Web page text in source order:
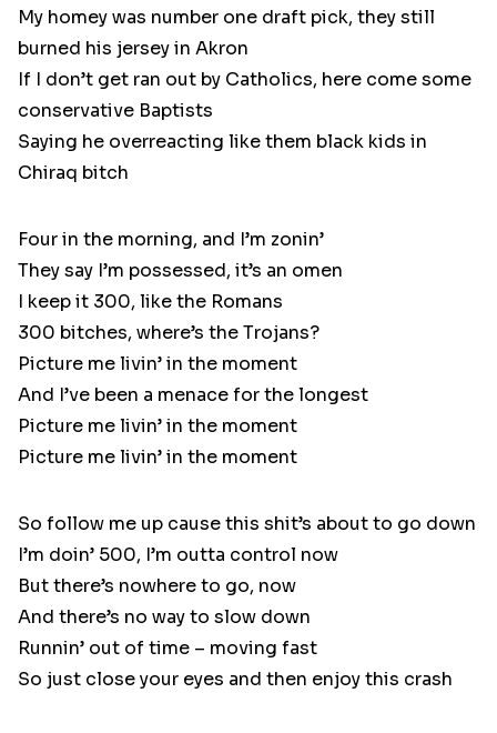
My homey was number one draft pick, they still
burned his jersey in Akron
If I don’t get ran out by Catholics, here come some
conservative Baptists
Saying he overreacting like them black kids in
Chiraq bitch
Four in the morning, and I’m zonin’
They say I’m possessed, it’s an omen
I keep it 300, like the Romans
300 bitches, where’s the Trojans?
Picture me livin’ in the moment
And I’ve been a menace for the longest
Picture me livin’ in the moment
Picture me livin’ in the moment
So follow me up cause this shit’s about to go down
I’m doin’ 500, I’m outta control now
But there’s nowhere to go, now
And there’s no way to slow down
Runnin’ out of time – moving fast
So just close your eyes and then enjoy this crash